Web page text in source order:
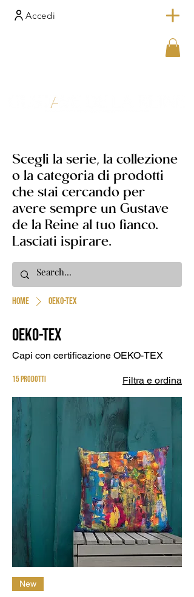
Accedi
Scegli la serie, la collezione
o la categoria di prodotti
che stai cercando per
avere sempre un Gustave
de la Reine al tuo fianco.
Lasciati ispirare.
Home OEKO-TEX
OEKO-TEX
Capi con certificazione OEKO-TEX
15 prodotti Filtra e ordina
New